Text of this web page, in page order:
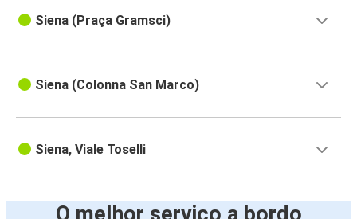
Siena (Praça Gramsci)
Siena (Colonna San Marco)
Siena, Viale Toselli